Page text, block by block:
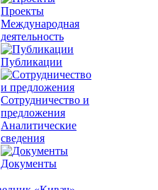
Проекты
Международная
деятельность
Публикации
Сотрудничество и
предложения
Аналитические
сведения
Документы